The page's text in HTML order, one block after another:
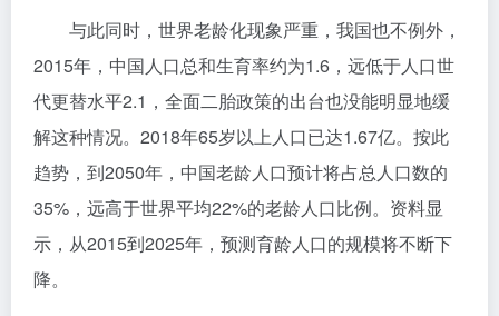
与此同时，世界老龄化现象严重，我国也不例外，
2015年，中国人口总和生育率约为1.6，远低于人口世
代更替水平2.1，全面二胎政策的出台也没能明显地缓
解这种情况。2018年65岁以上人口已达1.67亿。按此
趋势，到2050年，中国老龄人口预计将占总人口数的
35%，远高于世界平均22%的老龄人口比例。资料显
示，从2015到2025年，预测育龄人口的规模将不断下
降。